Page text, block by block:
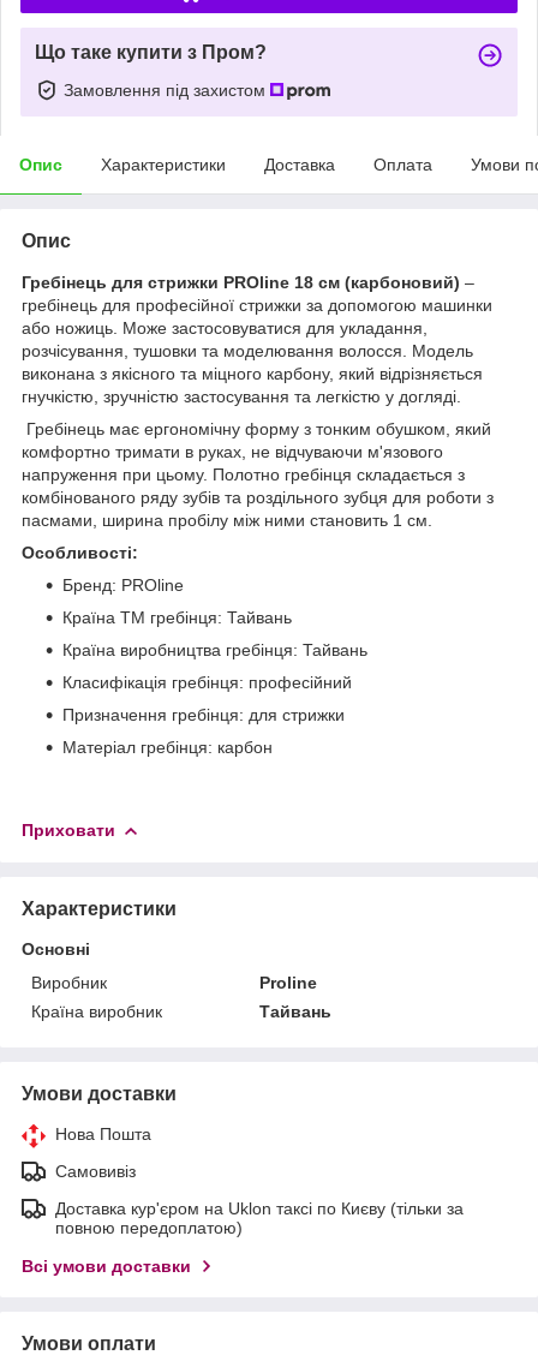
Що таке купити з Пром?
Замовлення під захистом
Опис Характеристики Доставка Оплата Умови
Опис
Гребінець для стрижки PROline 18 см (карбоновий) –
гребінець для професійної стрижки за допомогою машинки
або ножиць. Може застосовуватися для укладання,
розчісування, тушовки та моделювання волосся. Модель
виконана з якісного та міцного карбону, який відрізняється
гнучкістю, зручністю застосування та легкістю у догляді.
Гребінець має ергономічну форму з тонким обушком, який
комфортно тримати в руках, не відчуваючи м'язового
напруження при цьому. Полотно гребінця складається з
комбінованого ряду зубів та роздільного зубця для роботи з
пасмами, ширина пробілу між ними становить 1 см.
Особливості:
Бренд: PROline
Країна ТМ гребінця: Тайвань
Країна виробництва гребінця: Тайвань
Класифікація гребінця: професійний
Призначення гребінця: для стрижки
Матеріал гребінця: карбон
Приховати
Характеристики
Основні
Виробник
Proline
Країна виробник
Тайвань
Умови доставки
Нова Пошта
Самовивіз
Доставка кур'єром на Uklon таксі по Києву (тільки за
повною передоплатою)
Всі умови доставки
Умови оплати